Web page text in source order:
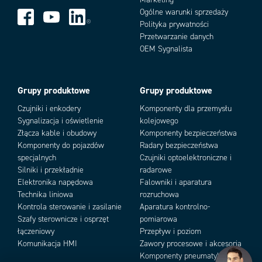
Add as new cart row
Ogólne warunki sprzedaży
Polityka prywatności
Przetwarzanie danych
OEM Sygnalista
Grupy produktowe
Czujniki i enkodery
Sygnalizacja i oświetlenie
Złącza kable i obudowy
Komponenty do pojazdów
specjalnych
Silniki i przekładnie
Elektronika napędowa
Technika liniowa
Kontrola sterowanie i zasilanie
Szafy sterownicze i osprzęt
łączeniowy
Komunikacja HMI
Grupy produktowe
Komponenty dla przemysłu
kolejowego
Komponenty bezpieczeństwa
Radary bezpieczeństwa
Czujniki optoelektroniczne i
radarowe
Falowniki i aparatura
rozruchowa
Aparatura kontrolno-
pomiarowa
Przepływ i poziom
Zawory procesowe i akcesoria
Komponenty pneumatyki i